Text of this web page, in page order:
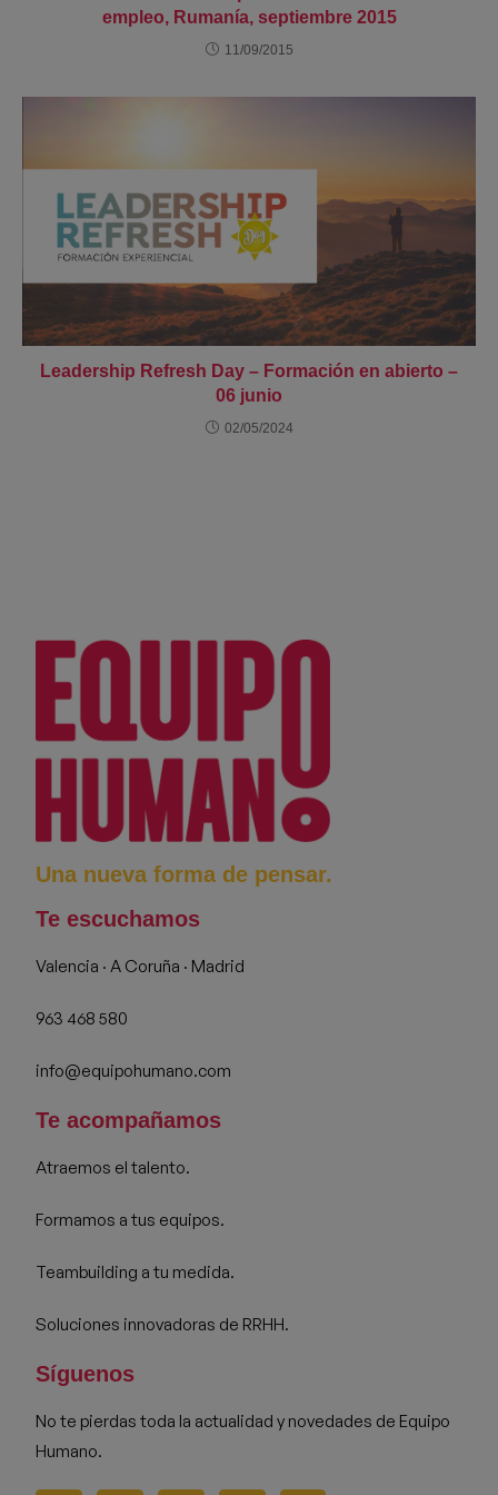
empleo, Rumanía, septiembre 2015
11/09/2015
Leadership Refresh Day – Formación en abierto –
06 junio
02/05/2024
Una nueva forma de pensar.
Te escuchamos
Valencia · A Coruña · Madrid
963 468 580
info@equipohumano.com
Te acompañamos
Atraemos el talento.
Formamos a tus equipos.
Teambuilding a tu medida.
Soluciones innovadoras de RRHH.
Síguenos
No te pierdas toda la actualidad y novedades de Equipo
Humano.